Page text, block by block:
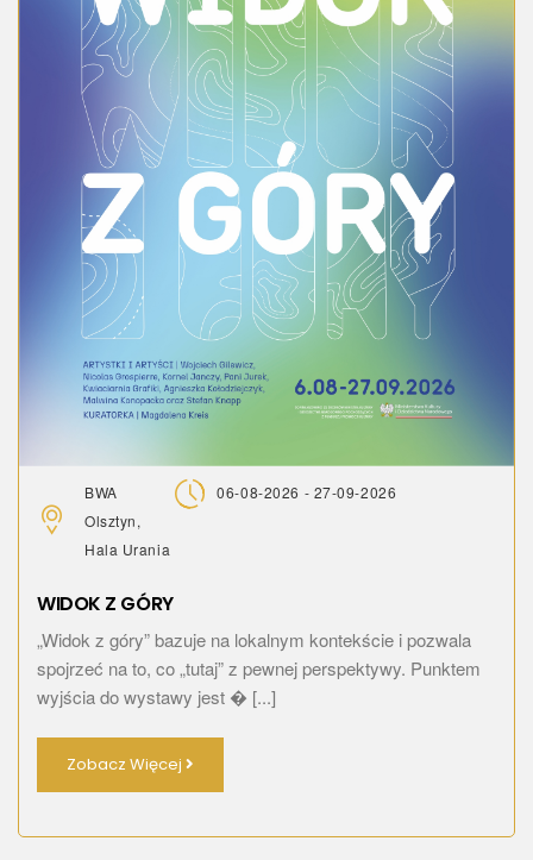
BWA
Olsztyn,
Hala Urania
06-08-2026 - 27-09-2026
WIDOK Z GÓRY
„Widok z góry” bazuje na lokalnym kontekście i pozwala
spojrzeć na to, co „tutaj” z pewnej perspektywy. Punktem
wyjścia do wystawy jest � [...]
Zobacz Więcej